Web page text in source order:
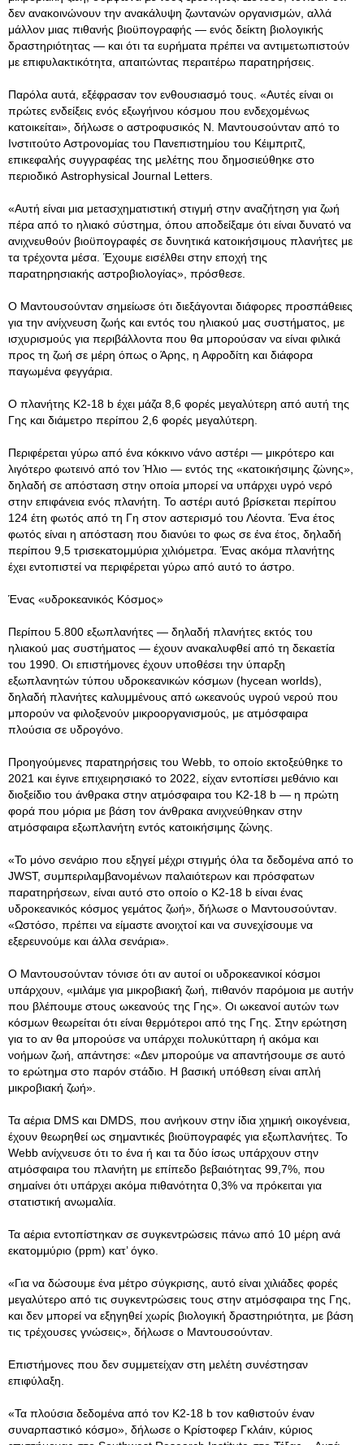
δεν ανακοινώνουν την ανακάλυψη ζωντανών οργανισμών, αλλά
μάλλον μιας πιθανής βιοϋπογραφής — ενός δείκτη βιολογικής
δραστηριότητας — και ότι τα ευρήματα πρέπει να αντιμετωπιστούν
με επιφυλακτικότητα, απαιτώντας περαιτέρω παρατηρήσεις.
Παρόλα αυτά, εξέφρασαν τον ενθουσιασμό τους. «Αυτές είναι οι
πρώτες ενδείξεις ενός εξωγήινου κόσμου που ενδεχομένως
κατοικείται», δήλωσε ο αστροφυσικός Ν. Μαντουσούνταν από το
Ινστιτούτο Αστρονομίας του Πανεπιστημίου του Κέιμπριτζ,
επικεφαλής συγγραφέας της μελέτης που δημοσιεύθηκε στο
περιοδικό Astrophysical Journal Letters.
«Αυτή είναι μια μετασχηματιστική στιγμή στην αναζήτηση για ζωή
πέρα από το ηλιακό σύστημα, όπου αποδείξαμε ότι είναι δυνατό να
ανιχνευθούν βιοϋπογραφές σε δυνητικά κατοικήσιμους πλανήτες με
τα τρέχοντα μέσα. Έχουμε εισέλθει στην εποχή της
παρατηρησιακής αστροβιολογίας», πρόσθεσε.
Ο Μαντουσούνταν σημείωσε ότι διεξάγονται διάφορες προσπάθειες
για την ανίχνευση ζωής και εντός του ηλιακού μας συστήματος, με
ισχυρισμούς για περιβάλλοντα που θα μπορούσαν να είναι φιλικά
προς τη ζωή σε μέρη όπως ο Άρης, η Αφροδίτη και διάφορα
παγωμένα φεγγάρια.
Ο πλανήτης K2-18 b έχει μάζα 8,6 φορές μεγαλύτερη από αυτή της
Γης και διάμετρο περίπου 2,6 φορές μεγαλύτερη.
Περιφέρεται γύρω από ένα κόκκινο νάνο αστέρι — μικρότερο και
λιγότερο φωτεινό από τον Ήλιο — εντός της «κατοικήσιμης ζώνης»,
δηλαδή σε απόσταση στην οποία μπορεί να υπάρχει υγρό νερό
στην επιφάνεια ενός πλανήτη. Το αστέρι αυτό βρίσκεται περίπου
124 έτη φωτός από τη Γη στον αστερισμό του Λέοντα. Ένα έτος
φωτός είναι η απόσταση που διανύει το φως σε ένα έτος, δηλαδή
περίπου 9,5 τρισεκατομμύρια χιλιόμετρα. Ένας ακόμα πλανήτης
έχει εντοπιστεί να περιφέρεται γύρω από αυτό το άστρο.
Ένας «υδροκεανικός Κόσμος»
Περίπου 5.800 εξωπλανήτες — δηλαδή πλανήτες εκτός του
ηλιακού μας συστήματος — έχουν ανακαλυφθεί από τη δεκαετία
του 1990. Οι επιστήμονες έχουν υποθέσει την ύπαρξη
εξωπλανητών τύπου υδροκεανικών κόσμων (hycean worlds),
δηλαδή πλανήτες καλυμμένους από ωκεανούς υγρού νερού που
μπορούν να φιλοξενούν μικροοργανισμούς, με ατμόσφαιρα
πλούσια σε υδρογόνο.
Προηγούμενες παρατηρήσεις του Webb, το οποίο εκτοξεύθηκε το
2021 και έγινε επιχειρησιακό το 2022, είχαν εντοπίσει μεθάνιο και
διοξείδιο του άνθρακα στην ατμόσφαιρα του K2-18 b — η πρώτη
φορά που μόρια με βάση τον άνθρακα ανιχνεύθηκαν στην
ατμόσφαιρα εξωπλανήτη εντός κατοικήσιμης ζώνης.
«Το μόνο σενάριο που εξηγεί μέχρι στιγμής όλα τα δεδομένα από το
JWST, συμπεριλαμβανομένων παλαιότερων και πρόσφατων
παρατηρήσεων, είναι αυτό στο οποίο ο K2-18 b είναι ένας
υδροκεανικός κόσμος γεμάτος ζωή», δήλωσε ο Μαντουσούνταν.
«Ωστόσο, πρέπει να είμαστε ανοιχτοί και να συνεχίσουμε να
εξερευνούμε και άλλα σενάρια».
Ο Μαντουσούνταν τόνισε ότι αν αυτοί οι υδροκεανικοί κόσμοι
υπάρχουν, «μιλάμε για μικροβιακή ζωή, πιθανόν παρόμοια με αυτήν
που βλέπουμε στους ωκεανούς της Γης». Οι ωκεανοί αυτών των
κόσμων θεωρείται ότι είναι θερμότεροι από της Γης. Στην ερώτηση
για το αν θα μπορούσε να υπάρχει πολυκύτταρη ή ακόμα και
νοήμων ζωή, απάντησε: «Δεν μπορούμε να απαντήσουμε σε αυτό
το ερώτημα στο παρόν στάδιο. Η βασική υπόθεση είναι απλή
μικροβιακή ζωή».
Τα αέρια DMS και DMDS, που ανήκουν στην ίδια χημική οικογένεια,
έχουν θεωρηθεί ως σημαντικές βιοϋπογραφές για εξωπλανήτες. Το
Webb ανίχνευσε ότι το ένα ή και τα δύο ίσως υπάρχουν στην
ατμόσφαιρα του πλανήτη με επίπεδο βεβαιότητας 99,7%, που
σημαίνει ότι υπάρχει ακόμα πιθανότητα 0,3% να πρόκειται για
στατιστική ανωμαλία.
Τα αέρια εντοπίστηκαν σε συγκεντρώσεις πάνω από 10 μέρη ανά
εκατομμύριο (ppm) κατ’ όγκο.
«Για να δώσουμε ένα μέτρο σύγκρισης, αυτό είναι χιλιάδες φορές
μεγαλύτερο από τις συγκεντρώσεις τους στην ατμόσφαιρα της Γης,
και δεν μπορεί να εξηγηθεί χωρίς βιολογική δραστηριότητα, με βάση
τις τρέχουσες γνώσεις», δήλωσε ο Μαντουσούνταν.
Επιστήμονες που δεν συμμετείχαν στη μελέτη συνέστησαν
επιφύλαξη.
«Τα πλούσια δεδομένα από τον K2-18 b τον καθιστούν έναν
συναρπαστικό κόσμο», δήλωσε ο Κρίστοφερ Γκλάιν, κύριος